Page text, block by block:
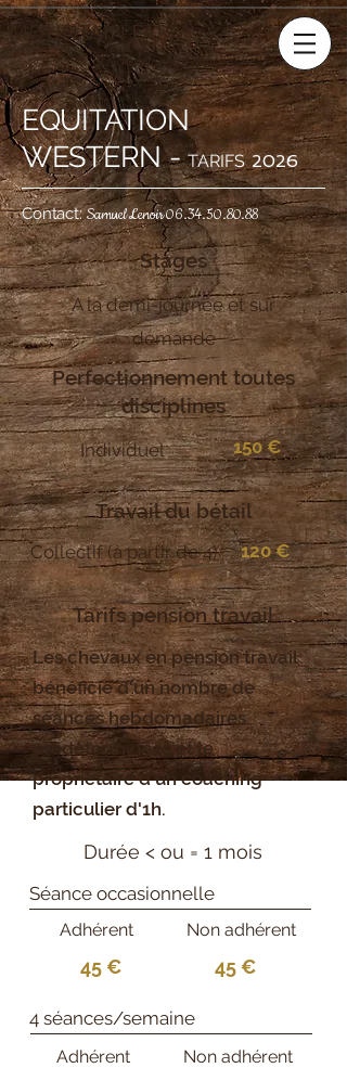
MOUNTAIN FARM
Le cheval, notre métier
EQUITATION
WESTERN - TARIFS 2026
Contact:Samuel Lenoir06.34.50.80.88
Stages
A la demi-journée et sur
demande
Perfectionnement toutes
disciplines
Individuel 150 €
Travail du bétail
Collectif (à partir de 4) 120 €
Tarifs pension travail
Les chevaux en pension travail
bénéficie d'un nombre de
séances hebdomadaires
prédéterminées et le
propriétaire d'un coaching
particulier d'1h.
Durée < ou = 1 mois
Séance occasionnelle
Adhérent
45 €
Non adhérent
45 €
4 séances/semaine
Adhérent Non adhérent